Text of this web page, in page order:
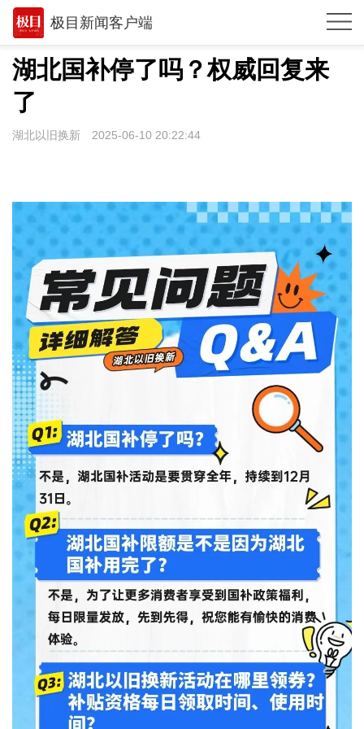
极目新闻客户端
推荐
观点
时政
世相
环球
专题
极客圈
经济
城建
科教
健康
悠游
相亲
汽车
房产
创意
文化
湖北国补停了吗？权威回复来
了
湖北以旧换新 2025-06-10 20:22:44